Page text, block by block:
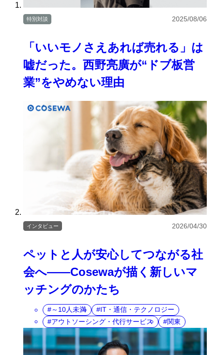
「いいモノさえあれば売れる」は
嘘だった。西野亮廣が“ドブ板営
業”をやめない理由
特別対談 2025/08/06
ペットと人が安心してつながる社
会へ――Cosewaが描く新しいマ
ッチングのかたち
インタビュー 2026/04/30
～10人未満
IT・通信・テクノロジー
アウトソーシング・代行サービス
関東